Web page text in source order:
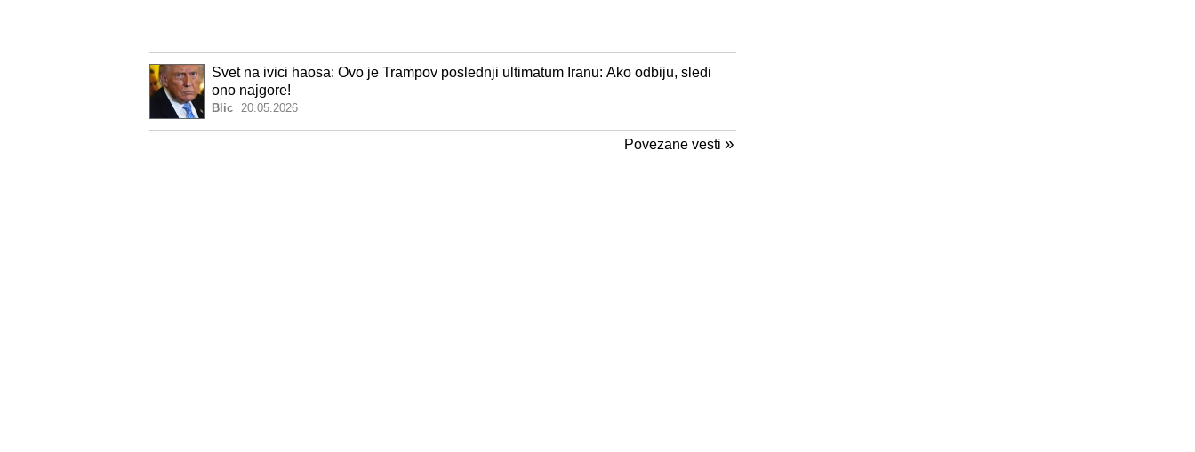
Svet na ivici haosa: Ovo je Trampov poslednji ultimatum Iranu: Ako odbiju, sledi
ono najgore!
Blic 20.05.2026
Povezane vesti »